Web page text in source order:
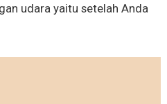
udara yaitu setelah Anda